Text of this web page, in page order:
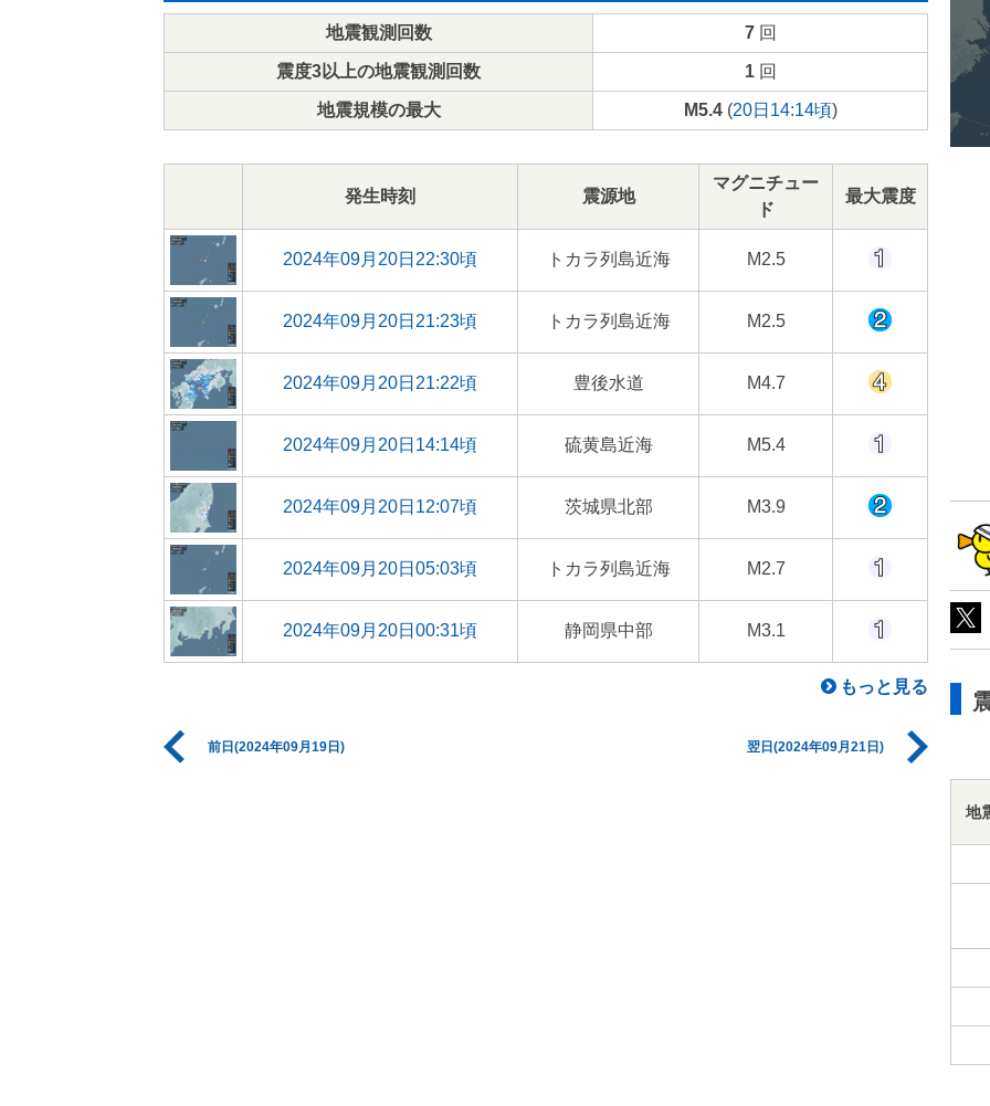
地震観測回数 7回
震度3以上の地震観測回数 1回
地震規模の最大 M5.4(20日14:14頃)
発生時刻 震源地
マグニチュー
ド
最大震度
2024年09月20日22:30頃 トカラ列島近海 M2.5
2024年09月20日21:23頃 トカラ列島近海 M2.5
2024年09月20日21:22頃 豊後水道 M4.7
2024年09月20日14:14頃 硫黄島近海 M5.4
2024年09月20日12:07頃 茨城県北部 M3.9
2024年09月20日05:03頃 トカラ列島近海 M2.7
2024年09月20日00:31頃 静岡県中部 M3.1
もっと見る
前日(2024年09月19日) 翌日(2024年09月21日)
地